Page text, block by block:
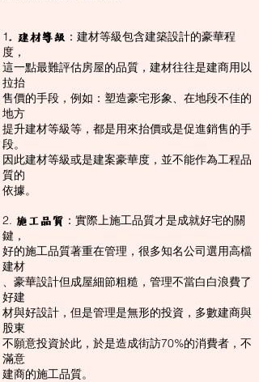
1. 建材等級 ：建材等級包含建築設計的豪華程
度，
這一點最難評估房屋的品質，建材往往是建商用以
拉抬
售價的手段，例如：塑造豪宅形象、在地段不佳的
地方
提升建材等級等，都是用來抬價或是促進銷售的手
段。
因此建材等級或是建案豪華度，並不能作為工程品
質的
依據。
2. 施工品質 ：實際上施工品質才是成就好宅的關
鍵，
好的施工品質著重在管理，很多知名公司選用高檔
建材
、豪華設計但成屋細節粗糙，管理不當白白浪費了
好建
材與好設計，但是管理是無形的投資，多數建商與
股東
不願意投資於此，於是造成街訪70%的消費者，不
滿意
建商的施工品質。